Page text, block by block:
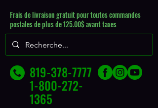
Frais de livraison gratuit pour toutes commandes
postales de plus de 125.00$ avant taxes
819-378-7777
1-800-272-
1365